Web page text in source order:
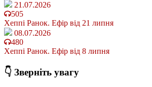
21.07.2026
505
Хеппі Ранок. Ефір від 21 липня
08.07.2026
480
Хеппі Ранок. Ефір від 8 липня
👇 Зверніть увагу